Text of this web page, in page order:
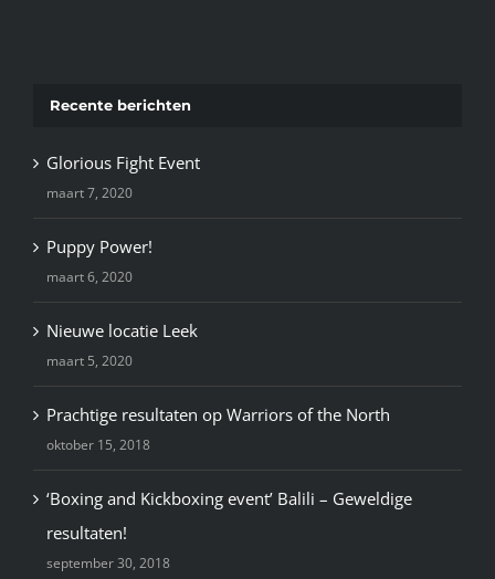
Recente berichten
Glorious Fight Event
maart 7, 2020
Puppy Power!
maart 6, 2020
Nieuwe locatie Leek
maart 5, 2020
Prachtige resultaten op Warriors of the North
oktober 15, 2018
‘Boxing and Kickboxing event’ Balili – Geweldige
resultaten!
september 30, 2018